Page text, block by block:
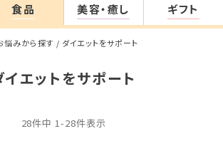
食品 美容・癒し ギフト
悩みから探す ダイエットをサポート
イエットをサポート
28件中 1 -28件表示